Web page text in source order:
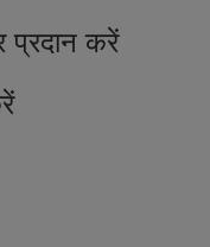
प्रदान करें